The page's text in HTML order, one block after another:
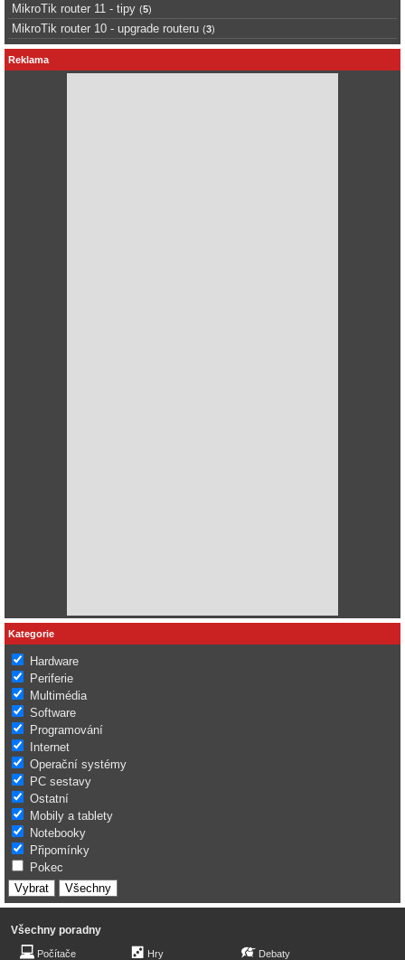
MikroTik router 11 - tipy (5)
MikroTik router 10 - upgrade routeru (3)
Reklama
Kategorie
Hardware
Periferie
Multimédia
Software
Programování
Internet
Operační systémy
PC sestavy
Ostatní
Mobily a tablety
Notebooky
Připomínky
Pokec
Všechny poradny
Počítače Hry Debaty